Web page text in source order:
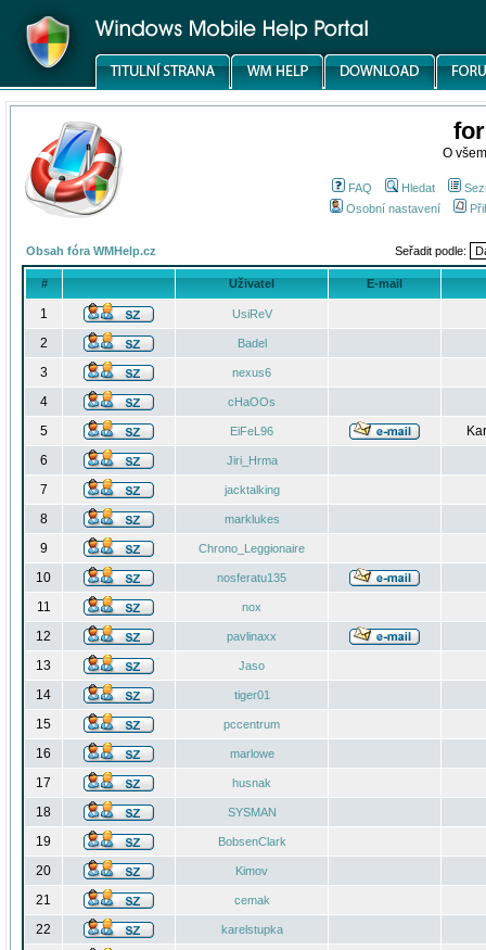
O
FAQ Hledat
Osobní nastavení
Obsah fóra WMHelp.cz Seřadit podle:
# Uživatel E-mail
1 UsiReV
2 Badel
3 nexus6
4 cHaOOs
5 EiFeL96
6
Jiri_Hrma
7 jacktalking
8 marklukes
9 Chrono_Leggionaire
10 nosferatu135
11 nox
12 pavlinaxx
13 Jaso
14 tiger01
15 pccentrum
16 marlowe
17 husnak
18 SYSMAN
19 BobsenClark
20 Kimov
21 cemak
22 karelstupka